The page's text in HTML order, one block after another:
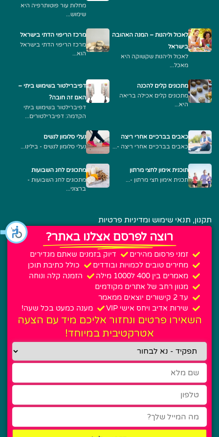
מחלות עור פוטותרפיה היא
שימוש...
לאכול וליהנות – המנה האהובה
בישראל
לאכול וליהנות שקשוקה היא
מאכל...
מרכז הריפוי הדתי בישראל
מרכז הריפוי הדתי בישראל
הוא...
מתכונים קלים להכנה
מתכונים קלים אכילה בריאה
היא...
דפיברילטור בשימוש ביתי –
האם זה חובה?
דפיברילטור בשימוש ביתי
הקדמה: דפיברילטורים...
כאבים בברכיים אחרי ריצה
כאבים בברכיים אחרי ריצה -...
נעלי סלומון לנשים
נעלי סלומון לנשים - בילינו...
תוכנית אימון לחצי מרתון
תכנית אימון חצי מרתון -...
מתכונים לחג השבועות
מתכונים לחג השבועות -
ברצוני...
תקנון, תנאי שימוש ומדיניות פרטיות
רוצה לפרסם אצלנו באתר?
זמני פרסום מהירים
דיוק בזמנים שאתם מגדירים
מחירים טובים לכמויות ובודדים
כולל כתיבת תוכן
מאמרים בין 400 ל1000 מילה
הזמנה קלה ונוחה
מגוון רחב של אתרים מקודמים
עד 2 קישורים יוצאים ממאמר
שירות אדיב ויחס אישי VIP
מענה כמעט בכל שעה!
השאירו פרטים ונחזור אליכם מיד עם הצעה
אטרקטיבית במיוחד!